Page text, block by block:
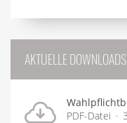
AKTUELLE DOWNLOADS
PDF-Datei